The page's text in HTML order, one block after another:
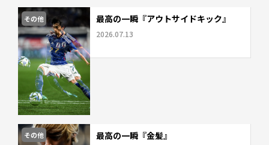
その他 最高の一瞬『アウトサイドキック』
2026.07.13
その他 最高の一瞬『金髪』